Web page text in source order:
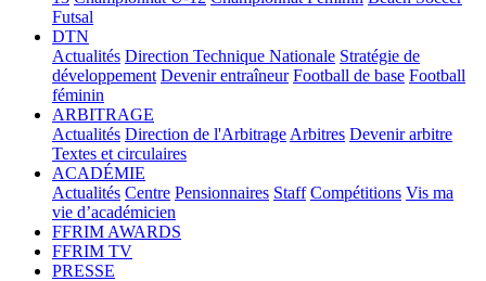
Futsal
DTN
Actualités Direction Technique Nationale Stratégie de
développement Devenir entraîneur Football de base Football
féminin
ARBITRAGE
Actualités Direction de l'Arbitrage Arbitres Devenir arbitre
Textes et circulaires
ACADÉMIE
Actualités Centre Pensionnaires Staff Compétitions Vis ma
vie d’académicien
FFRIM AWARDS
FFRIM TV
PRESSE